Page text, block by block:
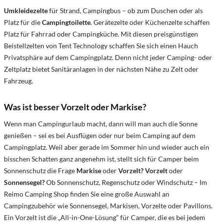
Umkleidezeltefür Strand, Campingbus – ob zum Duschen oder als
Platz für dieCampingtoilette. Gerätezelte oder Küchenzelte schaffen
Platz für Fahrrad oder Campingküche. Mit diesen preisgünstigen
Beistellzelten von Tent Technology schaffen Sie sich einen Hauch
Privatsphäre auf dem Campingplatz. Denn nicht jeder Camping- oder
Zeltplatz bietet Sanitäranlagen in der nächsten Nähe zu Zelt oder
Fahrzeug.
Was ist besser Vorzelt oder Markise?
Wenn man Campingurlaub macht, dann will man auch die Sonne
genießen – sei es bei Ausflügen oder nur beim Camping auf dem
Campingplatz. Weil aber gerade im Sommer hin und wieder auch ein
bisschen Schatten ganz angenehm ist, stellt sich für Camper beim
Sonnenschutz die Frage MarkiseoderVorzelt? Vorzeltoder
Sonnensegel?Ob Sonnenschutz, Regenschutz oder Windschutz – Im
Reimo Camping Shop finden Sie eine große Auswahl an
Campingzubehör wie Sonnensegel, Markisen, Vorzelte oder Pavillons.
Ein Vorzelt ist die „All-in-One-Lösung“ für Camper, die es bei jedem